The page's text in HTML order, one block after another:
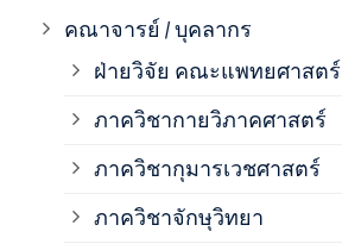
คณาจารย์ / บุคลากร
ฝ่ายวิจัย คณะแพทยศาสตร์
ภาควิชากายวิภาคศาสตร์
ภาควิชากุมารเวชศาสตร์
ภาควิชาจักษุวิทยา